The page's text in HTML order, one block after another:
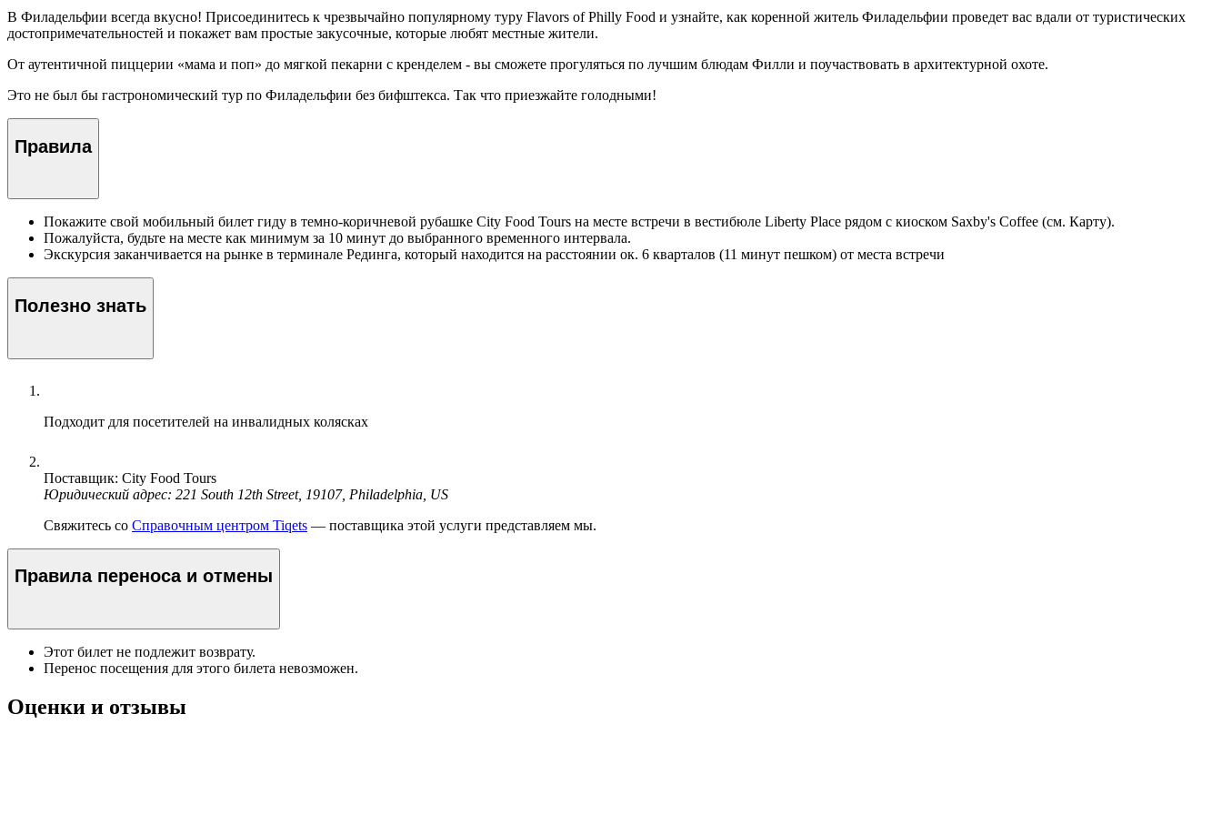
В Филадельфии всегда вкусно! Присоединитесь к чрезвычайно популярному туру Flavors of Philly Food и узнайте, как коренной житель Филадельфии проведет вас вдали от туристических
достопримечательностей и покажет вам простые закусочные, которые любят местные жители.
От аутентичной пиццерии «мама и поп» до мягкой пекарни с кренделем - вы сможете прогуляться по лучшим блюдам Филли и поучаствовать в архитектурной охоте.
Это не был бы гастрономический тур по Филадельфии без бифштекса. Так что приезжайте голодными!
Правила
Покажите свой мобильный билет гиду в темно-коричневой рубашке City Food Tours на месте встречи в вестибюле Liberty Place рядом с киоском Saxby's Coffee (см. Карту).
Пожалуйста, будьте на месте как минимум за 10 минут до выбранного временного интервала.
Экскурсия заканчивается на рынке в терминале Рединга, который находится на расстоянии ок. 6 кварталов (11 минут пешком) от места встречи
Полезно знать
Подходит для посетителей на инвалидных колясках
Поставщик: City Food Tours
Юридический адрес: 221 South 12th Street, 19107, Philadelphia, US
Свяжитесь со Справочным центром Tiqets — поставщика этой услуги представляем мы.
Правила переноса и отмены
Этот билет не подлежит возврату.
Перенос посещения для этого билета невозможен.
Оценки и отзывы